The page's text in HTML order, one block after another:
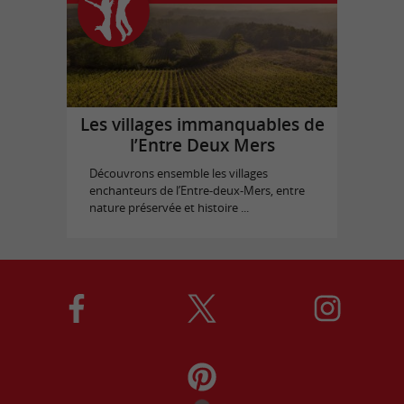
Les villages immanquables de
l’Entre Deux Mers
Découvrons ensemble les villages
enchanteurs de l’Entre-deux-Mers, entre
nature préservée et histoire ...